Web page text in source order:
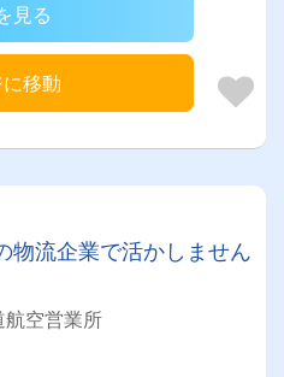
見る
移動
物流企業で活かしません
空営業所